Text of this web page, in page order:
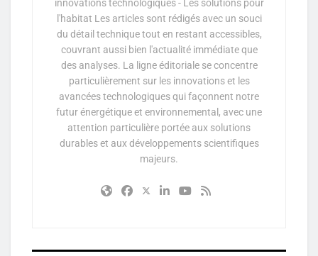
innovations technologiques - Les solutions pour
l'habitat Les articles sont rédigés avec un souci
du détail technique tout en restant accessibles,
couvrant aussi bien l'actualité immédiate que
des analyses. La ligne éditoriale se concentre
particulièrement sur les innovations et les
avancées technologiques qui façonnent notre
futur énergétique et environnemental, avec une
attention particulière portée aux solutions
durables et aux développements scientifiques
majeurs.